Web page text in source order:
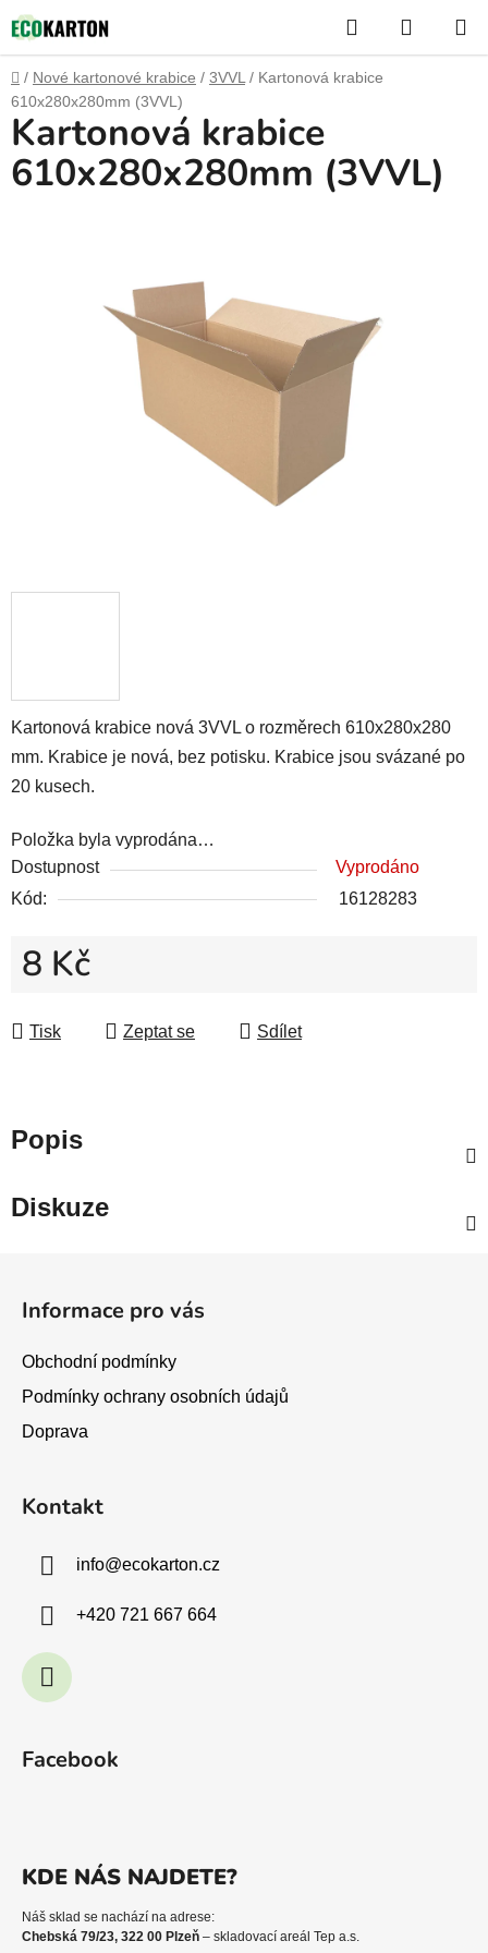
Přejít
na
Hledat
KOŠÍK
Domů
/ Nové kartonové krabice / 3VVL / Kartonová krabice
610x280x280mm (3VVL)
Kartonová krabice nová 3VVL o rozměrech 610x280x280
mm. Krabice je nová, bez potisku. Krabice jsou svázané po
20 kusech.
Položka byla vyprodána…
Dostupnost
Vyprodáno
Kód:
16128283
8 Kč
Tisk
Zeptat se Sdílet
Kartonová krabice
610x280x280mm (3VVL)
Popis
Diskuze
Informace pro vás
Obchodní podmínky
Podmínky ochrany osobních údajů
Doprava
Kontakt
info@ecokarton.cz
+420 721 667 664
Facebook
KDE NÁS NAJDETE?
Náš sklad se nachází na adrese:
Chebská 79/23, 322 00 Plzeň – skladovací areál Tep a.s.